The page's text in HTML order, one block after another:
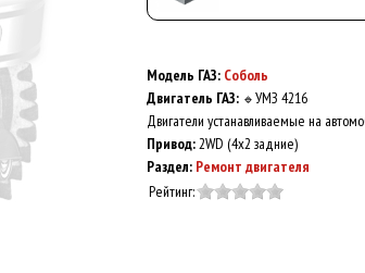
Модель ГАЗ: Соболь
Двигатель ГАЗ: 🔹 УМЗ 4216
Двигатели устанавливаемые на
Привод:2WD (4x2 задние)
Раздел: Ремонт двигателя
Рейтинг: